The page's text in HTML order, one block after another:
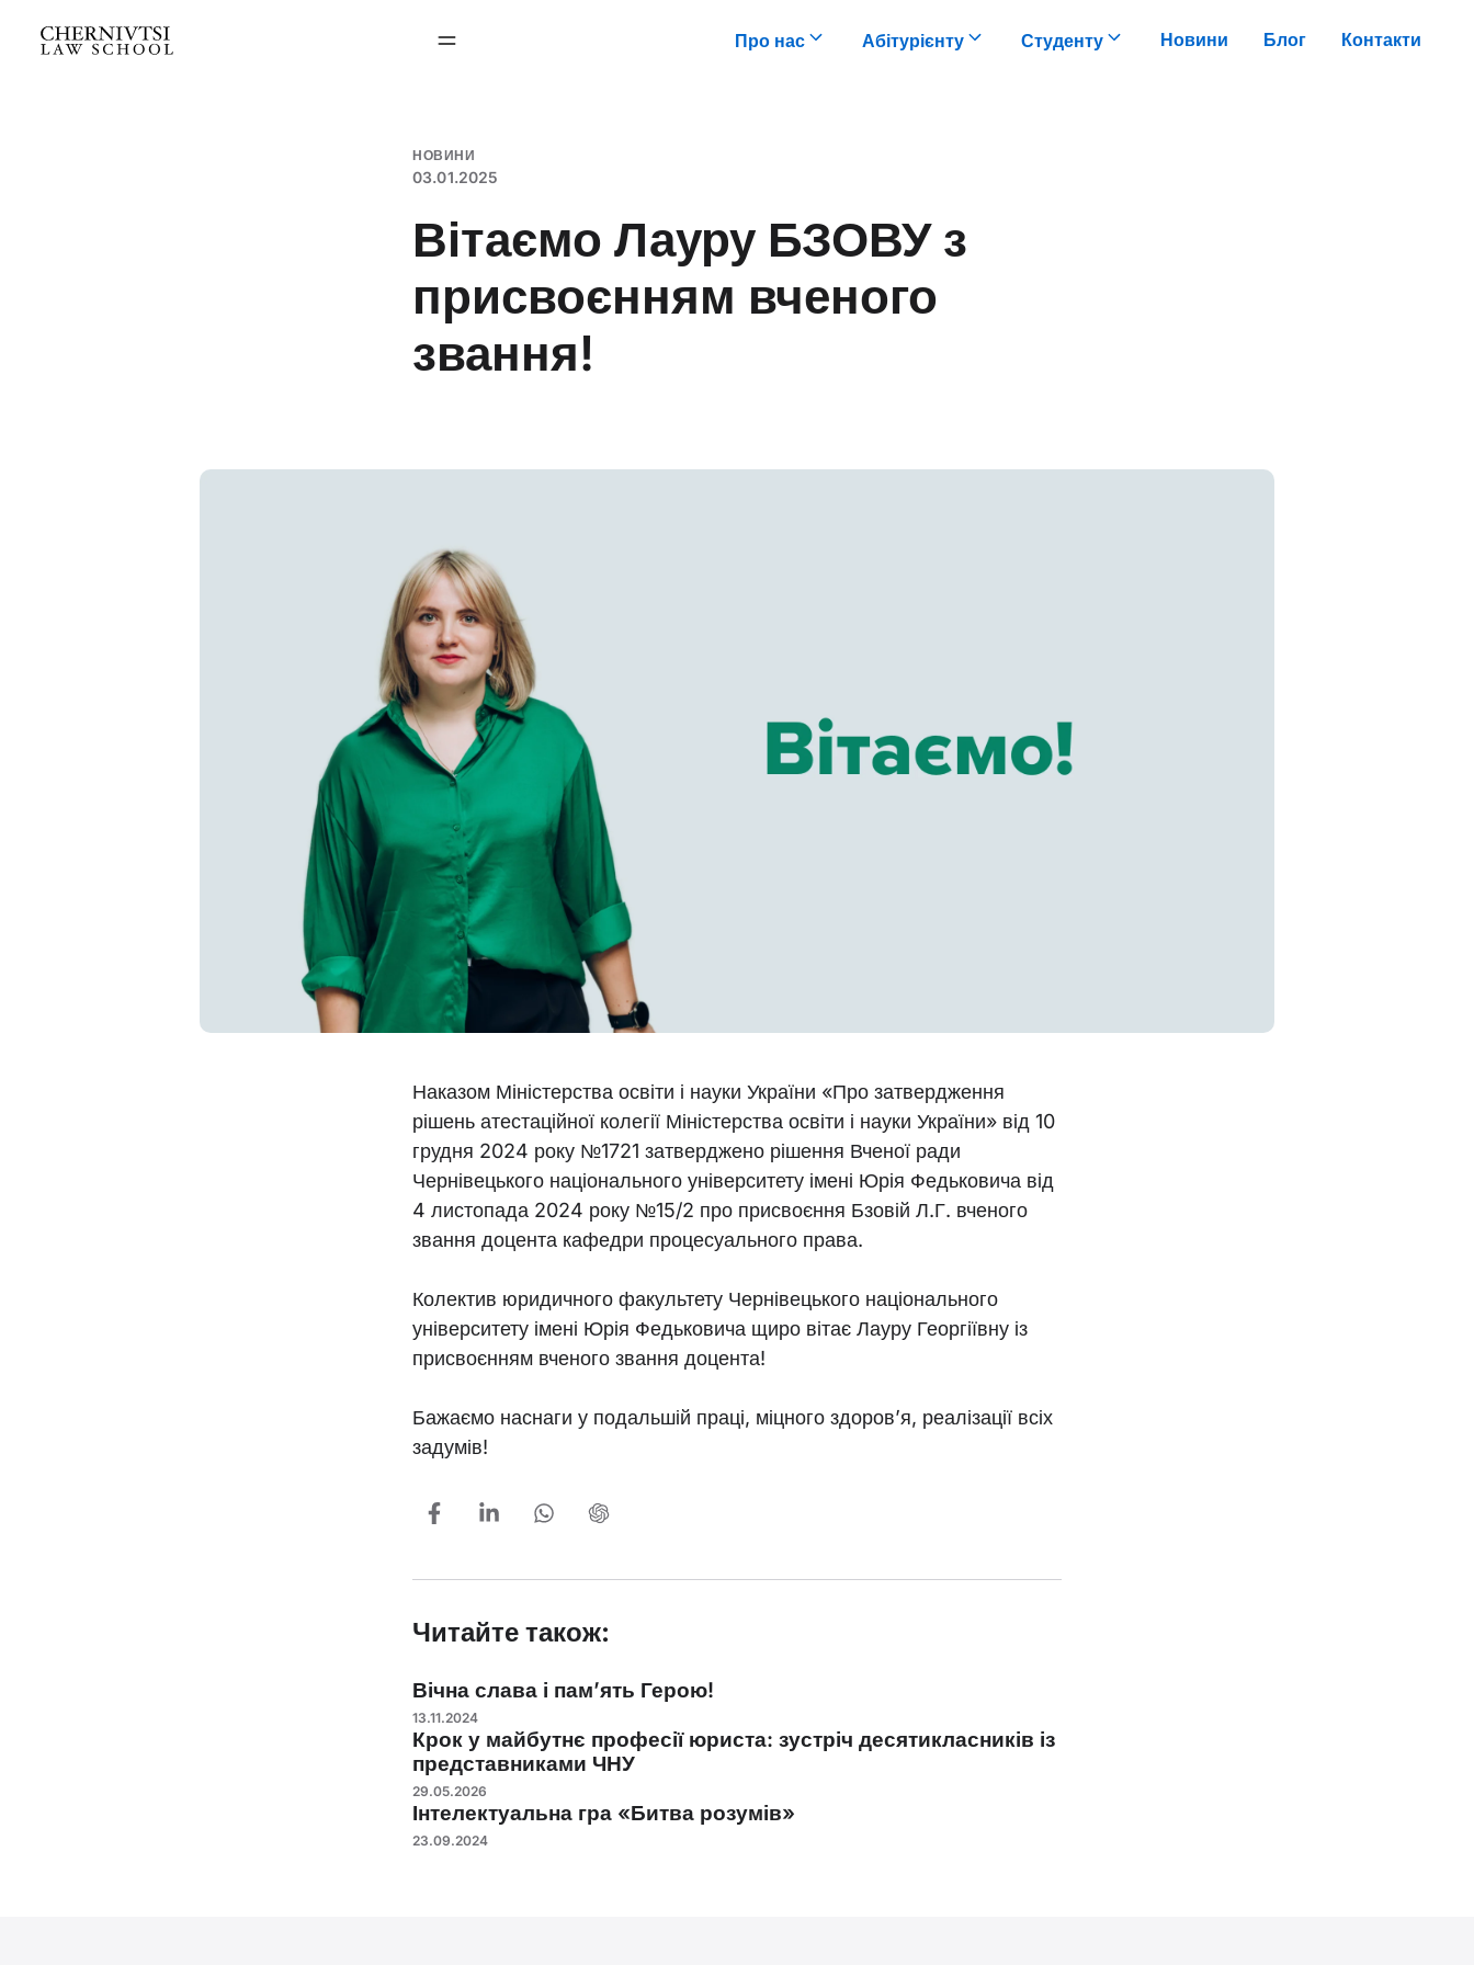
Про нас Абітурієнту Студенту Новини Блог Контакти
НОВИНИ
03.01.2025
Вітаємо Лауру БЗОВУ з
присвоєнням вченого
звання!
Наказом Міністерства освіти і науки України «Про затвердження
рішень атестаційної колегії Міністерства освіти і науки України» від 10
грудня 2024 року №1721 затверджено рішення Вченої ради
Чернівецького національного університету імені Юрія Федьковича від
4 листопада 2024 року №15/2 про присвоєння Бзовій Л.Г. вченого
звання доцента кафедри процесуального права.
Колектив юридичного факультету Чернівецького національного
університету імені Юрія Федьковича щиро вітає Лауру Георгіївну із
присвоєнням вченого звання доцента!
Бажаємо наснаги у подальшій праці, міцного здоров’я, реалізації всіх
задумів!
Читайте також:
Вічна слава і пам’ять Герою!
13.11.2024
Крок у майбутнє професії юриста: зустріч десятикласників із
представниками ЧНУ
29.05.2026
Інтелектуальна гра «Битва розумів»
23.09.2024